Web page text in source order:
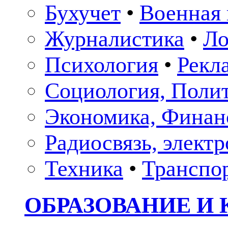
Бухучет • Военная
Журналистика •
Психология •
Социология,
Экономика,
Радиосвязь,
Техника •
ОБРАЗОВАНИЕ И